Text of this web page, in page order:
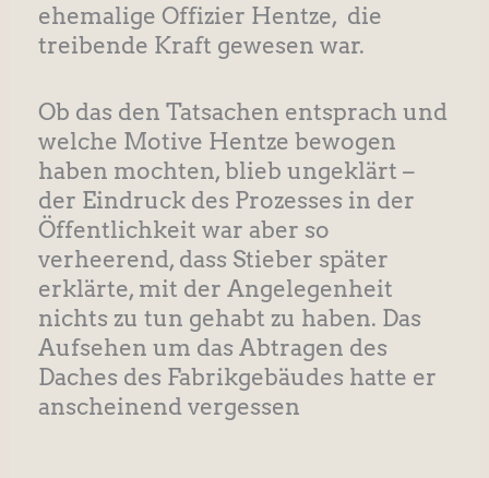
ehemalige Offizier Hentze, die
treibende Kraft gewesen war.
Ob das den Tatsachen entsprach und
welche Motive Hentze bewogen
haben mochten, blieb ungeklärt –
der Eindruck des Prozesses in der
Öffentlichkeit war aber so
verheerend, dass Stieber später
erklärte, mit der Angelegenheit
nichts zu tun gehabt zu haben. Das
Aufsehen um das Abtragen des
Daches des Fabrikgebäudes hatte er
anscheinend vergessen